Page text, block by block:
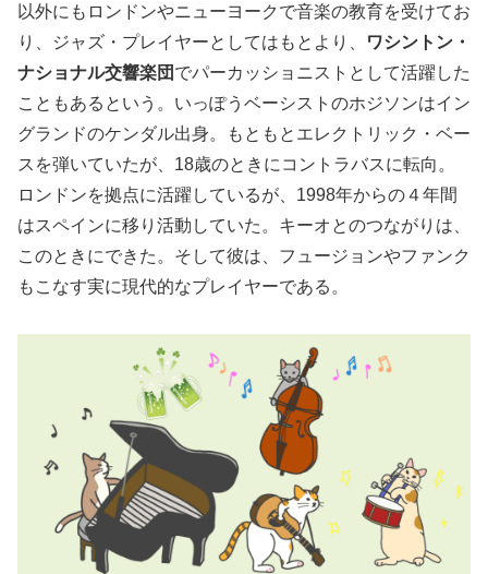
以外にもロンドンやニューヨークで音楽の教育を受けてお
り、ジャズ・プレイヤーとしてはもとより、
ワシントン・
ナショナル交響楽団 でパーカッショニストとして活躍した
こともあるという。いっぽうベーシストのホジソンはイン
グランドのケンダル出身。もともとエレクトリック・ベー
スを弾いていたが、18歳のときにコントラバスに転向。
ロンドンを拠点に活躍しているが、1998年からの４年間
はスペインに移り活動していた。キーオとのつながりは、
このときにできた。そして彼は、フュージョンやファンク
もこなす実に現代的なプレイヤーである。